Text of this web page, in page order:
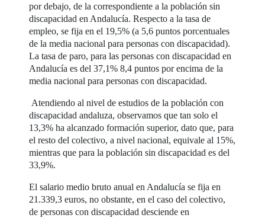
por debajo, de la correspondiente a la población sin
discapacidad en Andalucía. Respecto a la tasa de
empleo, se fija en el 19,5% (a 5,6 puntos porcentuales
de la media nacional para personas con discapacidad).
La tasa de paro, para las personas con discapacidad en
Andalucía es del 37,1% 8,4 puntos por encima de la
media nacional para personas con discapacidad.
Atendiendo al nivel de estudios de la población con
discapacidad andaluza, observamos que tan solo el
13,3% ha alcanzado formación superior, dato que, para
el resto del colectivo, a nivel nacional, equivale al 15%,
mientras que para la población sin discapacidad es del
33,9%.
El salario medio bruto anual en Andalucía se fija en
21.339,3 euros, no obstante, en el caso del colectivo,
de personas con discapacidad desciende en